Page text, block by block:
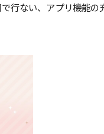
行ない、アプリ機能